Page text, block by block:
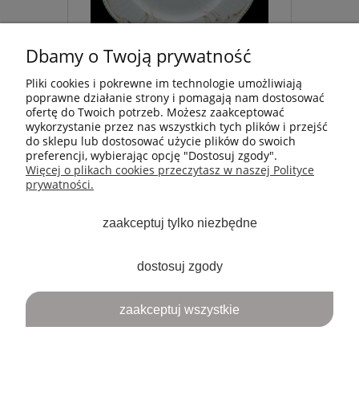
Dbamy o Twoją prywatność
Pliki cookies i pokrewne im technologie umożliwiają
poprawne działanie strony i pomagają nam dostosować
ofertę do Twoich potrzeb. Możesz zaakceptować
wykorzystanie przez nas wszystkich tych plików i przejść
do sklepu lub dostosować użycie plików do swoich
preferencji, wybierając opcję "Dostosuj zgody".
Więcej o plikach cookies przeczytasz w naszej Polityce
prywatności.
zaakceptuj tylko niezbędne
dostosuj zgody
zaakceptuj wszystkie